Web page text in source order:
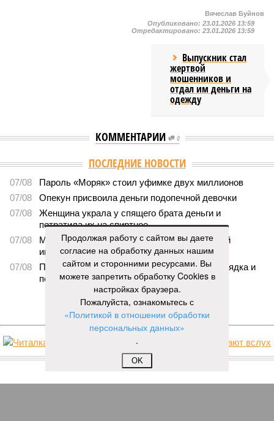
Вячеслав Буйнов
Опубликовано: 23.01.2026 13:59
Отредактировано: 23.01.2026 13:59
Выпускник стал
жертвой
мошенников и
отдал им деньги на
одежду
КОММЕНТАРИИ 0
ПОСЛЕДНИЕ НОВОСТИ
07/08
Пароль «Моряк» стоил уфимке двух миллионов
07/08
Опекун присвоила деньги подопечной девочки
07/08
Женщина украла у спящего брата деньги и
потратила их на спиртное
07/08
Мошенники начали обманывать покупателей
игровых валют
07/08
Покупательница набросилась на стража порядка и
попала под суд
ЕЩЕ НОВОСТИ
НОВОСТИ ПАРТНЕРОВ
Продолжая работу с сайтом вы даете
согласие на обработку данных нашим
сайтом и сторонними ресурсами. Вы
можете запретить обработку Cookies в
настройках браузера.
Пожалуйста, ознакомьтесь с
«Политикой в отношении обработки
персональных данных»
.
OK